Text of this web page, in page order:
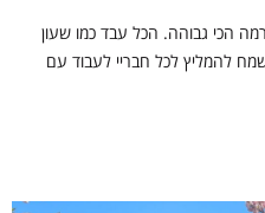
הכי גבוהה. הכל עבד כמו שעון
להמליץ לכל חבריי לעבוד עם